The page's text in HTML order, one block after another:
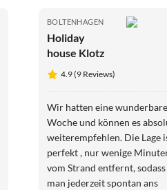
BOLTENHAGEN
Holiday
house Klotz
4.9 (9 Reviews)
Wir hatten eine wunderbare
Woche und können es
weiterempfehlen. Die Lage
perfekt , nur wenige
vom Strand entfernt, sodass
man jederzeit spontan ans